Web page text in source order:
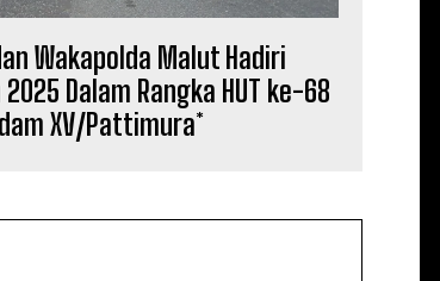
Wakapolda Malut Hadiri
Dalam Rangka HUT ke-68
XV/Pattimura*